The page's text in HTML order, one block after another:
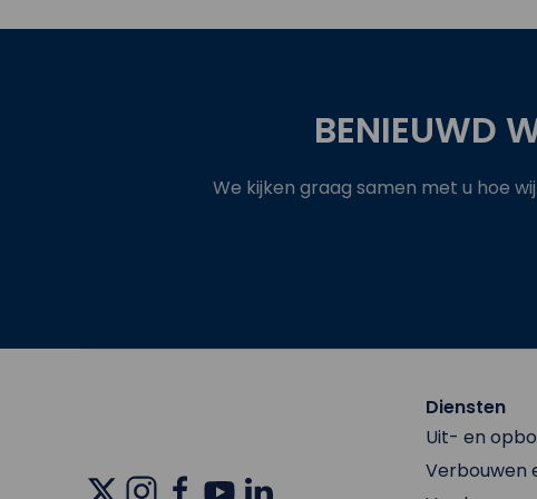
BENIEUWD
We kijken graag samen met u hoe
Diensten
Uit- en
Verbouwen